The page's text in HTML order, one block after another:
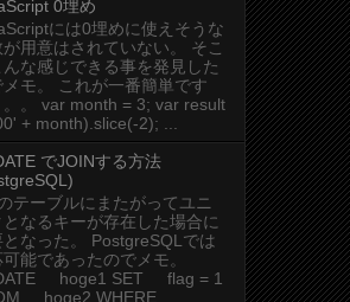
0埋め
には0埋めに使えそうな
が用意はされていない。 そこ
んな感じできる事を発見した
モ。 これが一番簡単です
。。 var month = 3; var result
+ month).slice(-2); ...
でJOINする方法
テーブルにまたがってユニ
となるキーが存在した場合に
となった。 PostgreSQLでは
能であったのでメモ。
hoge1 SET flag = 1
hoge2 WHERE